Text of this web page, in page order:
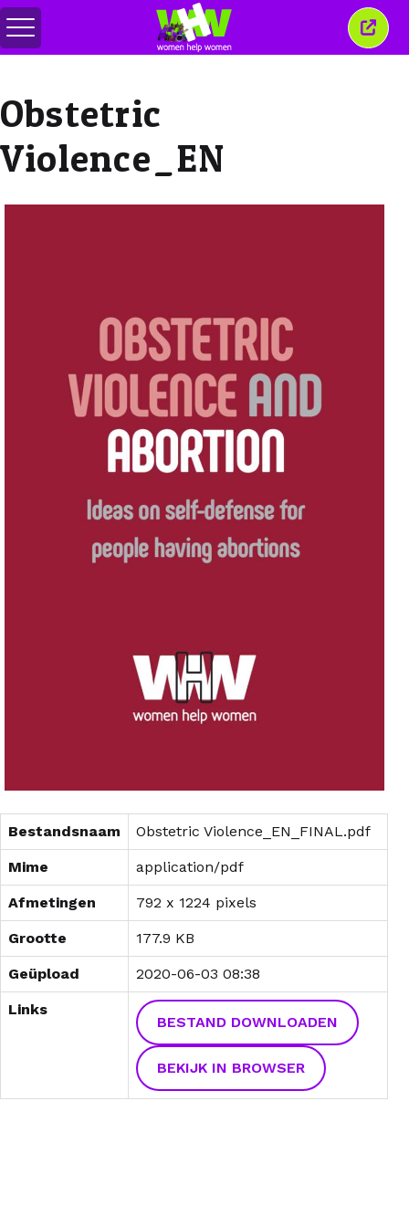
Menu
in-/uitschakelen
Sluit
dit
Obstetric
Violence_EN
Bestandsnaam Obstetric Violence_EN_FINAL.pdf
Mime application/pdf
Afmetingen 792 x 1224 pixels
Grootte 177.9 KB
Geüpload 2020-06-03 08:38
Links
BESTAND DOWNLOADEN
BEKIJK IN BROWSER